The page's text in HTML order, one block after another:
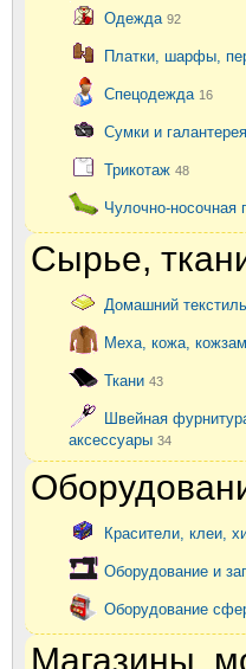
Одежда 92
Платки, шарфы,
Спецодежда 16
Сумки и галантерея
Трикотаж 48
Чулочно-носочная
Сырье,
Домашний
Меха, кожа,
Ткани 43
Швейная
аксессуары 34
Красители, клеи,
Оборудование и
Оборудование
Магазины,